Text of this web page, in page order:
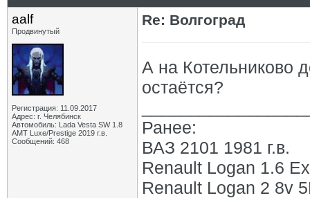
aalf
Продвинутый
Регистрация: 11.09.2017
Адрес: г. Челябинск
Автомобиль: Lada Vesta SW 1.8
АМТ Luxe/Prestige 2019 г.в.
Сообщений: 468
Re: Волгоград
А на Котельниково
остаётся?
Ранее:
ВАЗ 2101 1981 г.в.
Renault Logan 1.6
Renault Logan 2 8v